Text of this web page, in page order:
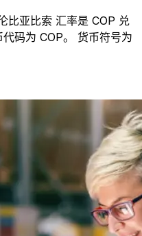
比亚比索 汇率是 COP 兑
码为 COP。 货币符号为